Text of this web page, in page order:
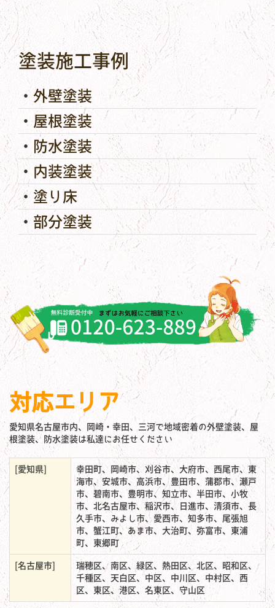
塗装施工事例
外壁塗装
屋根塗装
防水塗装
内装塗装
塗り床
部分塗装
対応エリア
愛知県名古屋市内、岡崎・幸田、三河で地域密着の外壁塗装、屋
根塗装、防水塗装は私達にお任せください
[愛知県]
幸田町、岡崎市、刈谷市、大府市、西尾市、東
海市、安城市、高浜市、豊田市、蒲郡市、瀬戸
市、碧南市、豊明市、知立市、半田市、小牧
市、北名古屋市、稲沢市、日進市、清須市、長
久手市、みよし市、愛西市、知多市、尾張旭
市、蟹江町、あま市、大治町、弥富市、東浦
町、東郷町
[名古屋市]
瑞穂区、南区、緑区、熱田区、北区、昭和区、
千種区、天白区、中区、中川区、中村区、西
区、東区、港区、名東区、守山区